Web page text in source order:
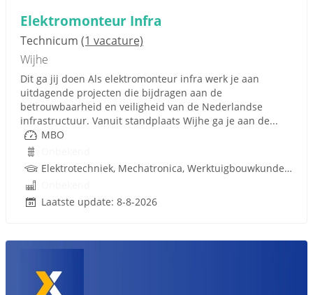
Elektromonteur Infra
Technicum (1 vacature)
Wijhe
Dit ga jij doen Als elektromonteur infra werk je aan
uitdagende projecten die bijdragen aan de
betrouwbaarheid en veiligheid van de Nederlandse
infrastructuur. Vanuit standplaats Wijhe ga je aan de...
MBO
Elektrotechniek, Mechatronica, Werktuigbouwkunde, Infrastructuur, PLC, Infra, Rijbewijs
Laatste update: 8-8-2026